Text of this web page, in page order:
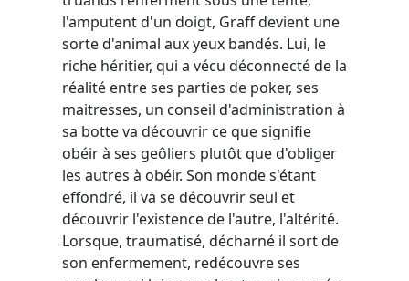
l'amputent d'un doigt, Graff devient une
sorte d'animal aux yeux bandés. Lui, le
riche héritier, qui a vécu déconnecté de la
réalité entre ses parties de poker, ses
maitresses, un conseil d'administration à
sa botte va découvrir ce que signifie
obéir à ses geôliers plutôt que d'obliger
les autres à obéir. Son monde s'étant
effondré, il va se découvrir seul et
découvrir l'existence de l'autre, l'altérité.
Lorsque, traumatisé, décharné il sort de
son enfermement, redécouvre ses